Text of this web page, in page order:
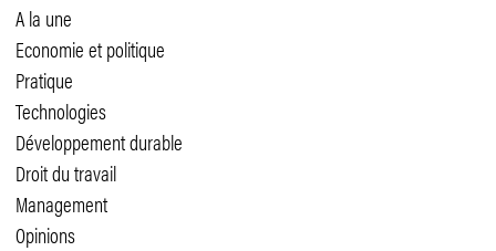
A la une
Economie et politique
Pratique
Technologies
Développement durable
Droit du travail
Management
Opinions